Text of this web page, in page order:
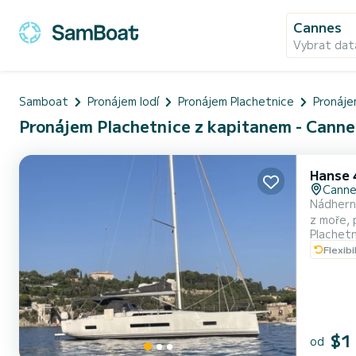
Cannes
Vybrat
Samboat Pronájem lodí Pronájem Plachetnice
Pronájem Plachetnice z kapitanem -
Hanse
z moře,
od $1